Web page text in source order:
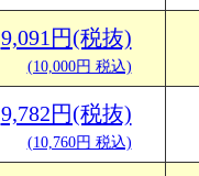
9,091円(税抜)
(10,000円 税込)
9,782円(税抜)
(10,760円 税込)